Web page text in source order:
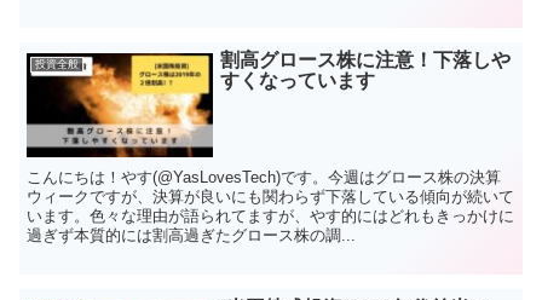
投資全般
割高グロース株に注意！下落しや
すくなっています
こんにちは！やす(@YasLovesTech)です。今週はグロース株の決算
ウィークですが、決算が良いにも関わらず下落している傾向が続いて
います。色々な理由が語られてますが、やす的にはどれもきっかけに
過ぎず本質的には割高過ぎたグロース株の調...